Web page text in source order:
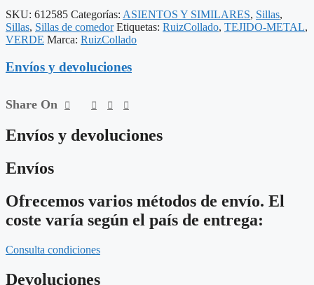
61
X
59,50
83
SKU: 612585 Categorías: ASIENTOS Y SIMILARES, Sillas,
Sillas, Sillas de comedor Etiquetas: RuizCollado, TEJIDO-METAL,
VERDE Marca: RuizCollado
Envíos y devoluciones
Share On
Envíos y devoluciones
Envíos
Ofrecemos varios métodos de envío. El
coste varía según el país de entrega:
Consulta condiciones
Devoluciones